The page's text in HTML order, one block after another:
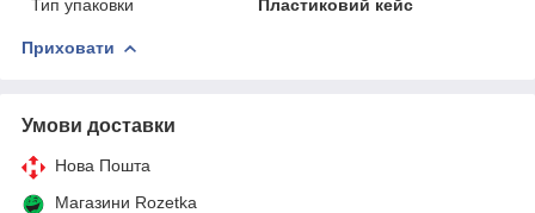
Тип упаковки
Пластиковий кейс
Приховати
Умови доставки
Нова Пошта
Магазини Rozetka